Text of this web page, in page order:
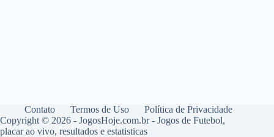
Contato Termos de Uso
Política de Privacidade
Copyright © 2026 - JogosHoje.com.br - Jogos de Futebol,
placar ao vivo, resultados e estatisticas